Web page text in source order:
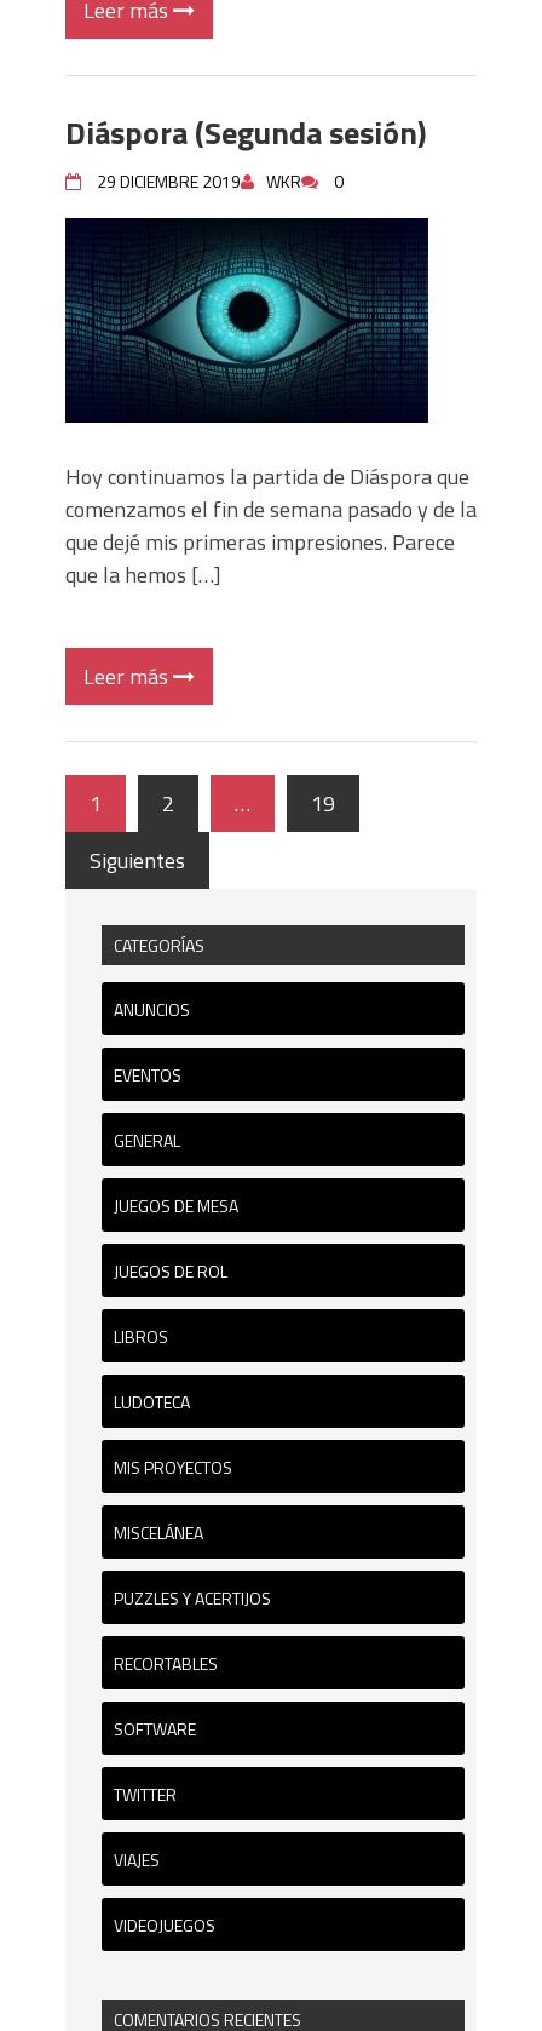
Leer más
Diáspora (Segunda sesión)
29 DICIEMBRE 2019 WKR 0
Hoy continuamos la partida de Diáspora que
comenzamos el fin de semana pasado y de la
que dejé mis primeras impresiones. Parece
que la hemos […]
Leer más
1 2 …
19
Siguientes
CATEGORÍAS
ANUNCIOS
EVENTOS
GENERAL
JUEGOS DE MESA
JUEGOS DE ROL
LIBROS
LUDOTECA
MIS PROYECTOS
MISCELÁNEA
PUZZLES Y ACERTIJOS
RECORTABLES
SOFTWARE
TWITTER
VIAJES
VIDEOJUEGOS
COMENTARIOS RECIENTES